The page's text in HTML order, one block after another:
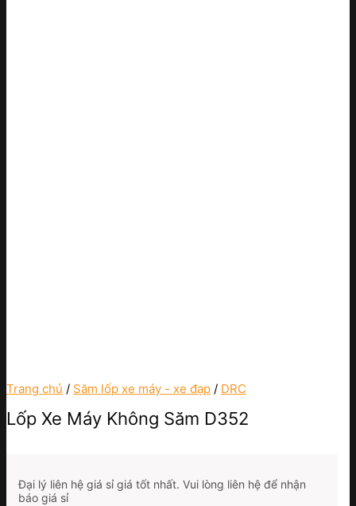
Trang chủ / Săm lốp xe máy - xe đạp / DRC
Lốp Xe Máy Không Săm D352
Đại lý liên hệ giá sỉ giá tốt nhất. Vui lòng liên hệ để nhận
báo giá sỉ